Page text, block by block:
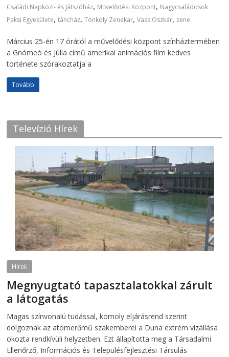
Családi Napközi- és Játszóház, Művelődési Központ, Nagycsaládosok
Paksi Egyesülete,táncház,Tönköly Zenekar,Vass Oszkár, zene
Március 25-én 17 órától a művelődési központ színháztermében
a Gnómeó és Júlia című amerikai animációs film kedves
története szórakoztatja a
Tovább
Televízió Hírek
Hírek
Megnyugtató tapasztalatokkal zárult
a látogatás
Magas színvonalú tudással, komoly eljárásrend szerint
dolgoznak az atomerőmű szakemberei a Duna extrém vízállása
okozta rendkívüli helyzetben. Ezt állapította meg a Társadalmi
Ellenőrző, Információs és Településfejlesztési Társulás